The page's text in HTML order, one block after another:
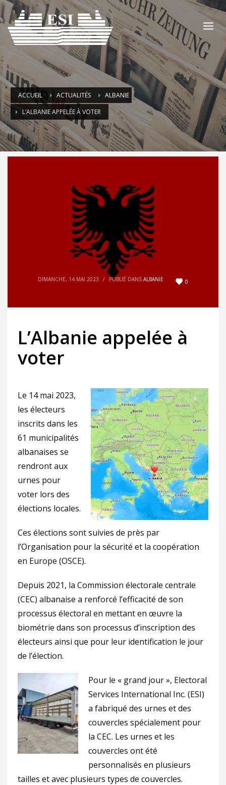
ACCUEIL ACTUALITÉS
ALBANIE
L’ALBANIE APPELÉE À VOTER
0
DIMANCHE, 14 MAI 2023 / PUBLIÉ DANS ALBANIE
L’Albanie appelée à
voter
Le 14 mai 2023,
les électeurs
inscrits dans les
61 municipalités
albanaises se
rendront aux
urnes pour
voter lors des
élections locales.
Ces élections sont suivies de près par
l’Organisation pour la sécurité et la coopération
en Europe (OSCE).
Depuis 2021, la Commission électorale centrale
(CEC) albanaise a renforcé l’efficacité de son
processus électoral en mettant en œuvre la
biométrie dans son processus d’inscription des
électeurs ainsi que pour leur identification le jour
de l’élection.
Pour le « grand jour », Electoral
Services International Inc. (ESI)
a fabriqué des urnes et des
couvercles spécialement pour
la CEC. Les urnes et les
couvercles ont été
personnalisés en plusieurs
tailles et avec plusieurs types de couvercles.